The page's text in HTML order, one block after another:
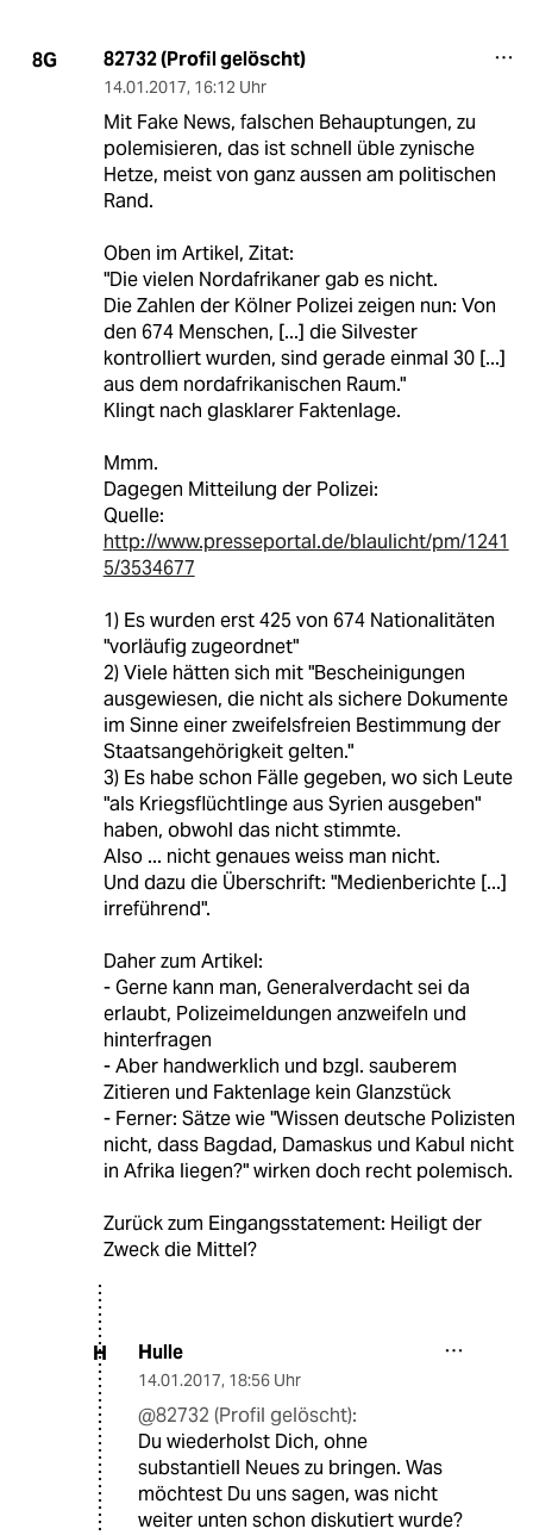
8G 82732 (Profil gelöscht)
14.01.2017, 16:12 Uhr
Mit Fake News, falschen Behauptungen, zu
polemisieren, das ist schnell üble zynische
Hetze, meist von ganz aussen am politischen
Rand.
Oben im Artikel, Zitat:
"Die vielen Nordafrikaner gab es nicht.
Die Zahlen der Kölner Polizei zeigen nun: Von
den 674 Menschen, [...] die Silvester
kontrolliert wurden, sind gerade einmal 30 [...]
aus dem nordafrikanischen Raum."
Klingt nach glasklarer Faktenlage.
Mmm.
Dagegen Mitteilung der Polizei:
Quelle:
http://www.presseportal.de/blaulicht/pm/1241
5/3534677
1) Es wurden erst 425 von 674 Nationalitäten
"vorläufig zugeordnet"
2) Viele hätten sich mit "Bescheinigungen
ausgewiesen, die nicht als sichere Dokumente
im Sinne einer zweifelsfreien Bestimmung der
Staatsangehörigkeit gelten."
3) Es habe schon Fälle gegeben, wo sich Leute
"als Kriegsflüchtlinge aus Syrien ausgeben"
haben, obwohl das nicht stimmte.
Also ... nicht genaues weiss man nicht.
Und dazu die Überschrift: "Medienberichte [...]
irreführend".
Daher zum Artikel:
- Gerne kann man, Generalverdacht sei da
erlaubt, Polizeimeldungen anzweifeln und
hinterfragen
- Aber handwerklich und bzgl. sauberem
Zitieren und Faktenlage kein Glanzstück
- Ferner: Sätze wie "Wissen deutsche Polizisten
nicht, dass Bagdad, Damaskus und Kabul nicht
in Afrika liegen?" wirken doch recht polemisch.
Zurück zum Eingangsstatement: Heiligt der
Zweck die Mittel?
H Hulle
14.01.2017, 18:56 Uhr
@82732 (Profil gelöscht):
Du wiederholst Dich, ohne
substantiell Neues zu bringen. Was
möchtest Du uns sagen, was nicht
weiter unten schon diskutiert wurde?